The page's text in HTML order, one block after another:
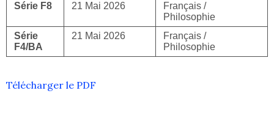
Série F8 21 Mai 2026
Français /
Philosophie
Série
F4/BA
21 Mai 2026
Français /
Philosophie
Télécharger le PDF